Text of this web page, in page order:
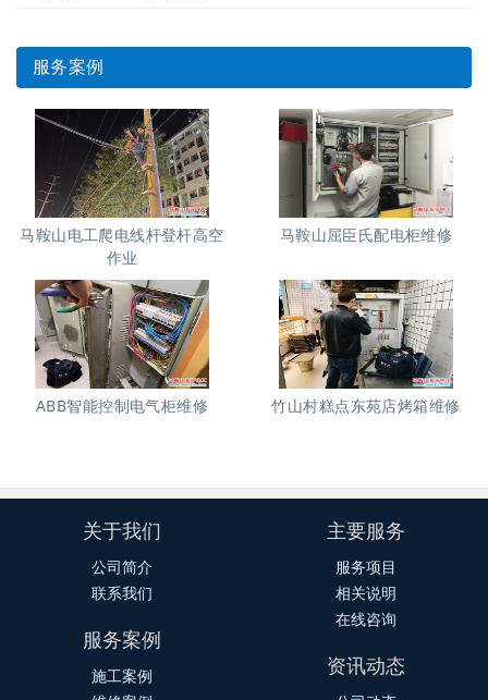
服务案例
马鞍山电工爬电线杆登杆高空
作业
马鞍山屈臣氏配电柜维修
ABB智能控制电气柜维修 竹山村糕点东苑店烤箱维修
关于我们
公司简介
联系我们
主要服务
服务项目
相关说明
在线咨询
服务案例
施工案例
资讯动态